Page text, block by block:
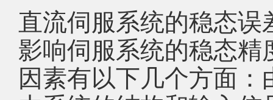
直流伺服系统的稳态误
影响伺服系统的稳态
因素有以下几个方面